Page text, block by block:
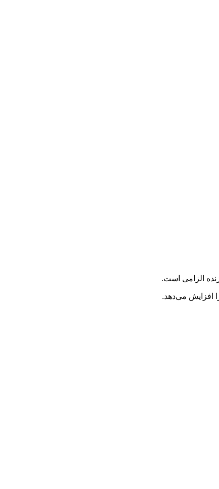
الزامی است.
را افزایش می‌دهد.